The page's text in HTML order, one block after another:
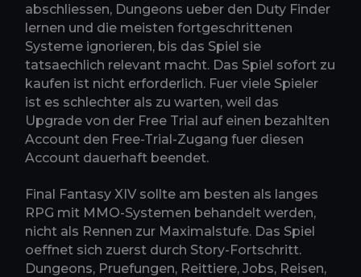
abschliessen, Dungeons ueber den Duty Finder
lernen und die meisten fortgeschrittenen
Systeme ignorieren, bis das Spiel sie
tatsaechlich relevant macht. Das Spiel sofort zu
kaufen ist nicht erforderlich. Fuer viele Spieler
ist es schlechter als zu warten, weil das
Upgrade von der Free Trial auf einen bezahlten
Account den Free-Trial-Zugang fuer diesen
Account dauerhaft beendet.
Final Fantasy XIV sollte am besten als langes
RPG mit MMO-Systemen behandelt werden,
nicht als Rennen zur Maximalstufe. Das Spiel
oeffnet sich zuerst durch Story-Fortschritt.
Dungeons, Pruefungen, Reittiere, Jobs, Reisen,